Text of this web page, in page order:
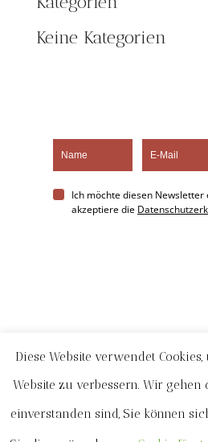
Keine Kategorien
Ich möchte diesen Newsletter
akzeptiere die
AGB
Diese Website verwendet
Website zu verbessern. Wir gehen
einverstanden sind, Sie können